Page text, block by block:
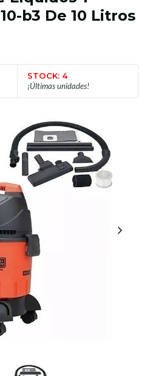
b3 De 10 Litros
STOCK: 4
¡Últimas unidades!